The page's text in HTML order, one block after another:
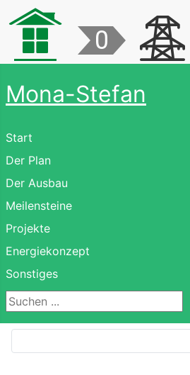
Mona-Stefan
Start
Der Plan
Der Ausbau
Meilensteine
Projekte
Energiekonzept
Sonstiges
Suchen ...